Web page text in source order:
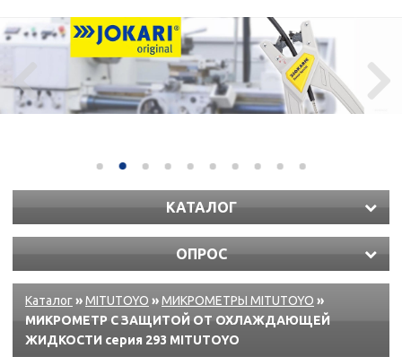
 
КАТАЛОГ
ОПРОС
Каталог»MITUTOYO »МИКРОМЕТРЫ MITUTOYO »
МИКРОМЕТР С ЗАЩИТОЙ ОТ ОХЛАЖДАЮЩЕЙ
ЖИДКОСТИ серия 293 MITUTOYO